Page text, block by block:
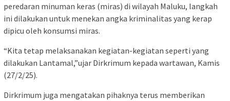
peredaran minuman keras (miras) di wilayah Maluku, langkah
ini dilakukan untuk menekan angka kriminalitas yang kerap
dipicu oleh konsumsi miras.
“Kita tetap melaksanakan kegiatan-kegiatan seperti yang
dilakukan Lantamal,”ujar Dirkrimum kepada wartawan, Kamis
(27/2/25).
Dirkrimum juga mengatakan pihaknya terus memberikan